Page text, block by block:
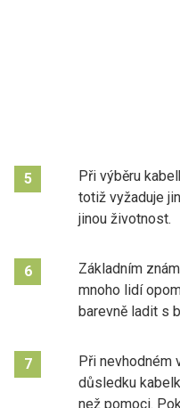
5
Při výběru
totiž vyžaduje
jinou životnost.
6
Základním
mnoho lidí
barevně ladit s
7
Při nevhodném
důsledku
než pomoci.